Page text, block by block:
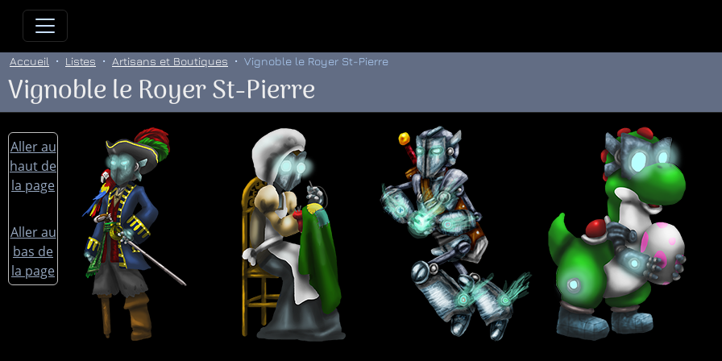
Allez directement au contenu
Accueil Listes Artisans et Boutiques Vignoble le Royer St-Pierre
Vignoble le Royer St-Pierre
Aller au
haut de
la page
Aller au
bas de
la page